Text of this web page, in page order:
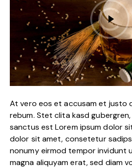
At vero eos et accusam et justo
rebum. Stet clita kasd
sanctus est Lorem ipsum dolor
dolor sit amet, consetetur
nonumy eirmod tempor invidunt
magna aliquyam erat, sed diam